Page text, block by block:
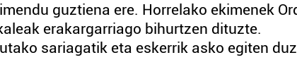
guztiena ere. Horrelako ekimenek
erakargarriago bihurtzen dituzte.
sariagatik eta eskerrik asko egiten